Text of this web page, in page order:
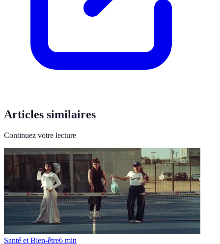
Articles similaires
Continuez votre lecture
Santé et Bien-être6 min